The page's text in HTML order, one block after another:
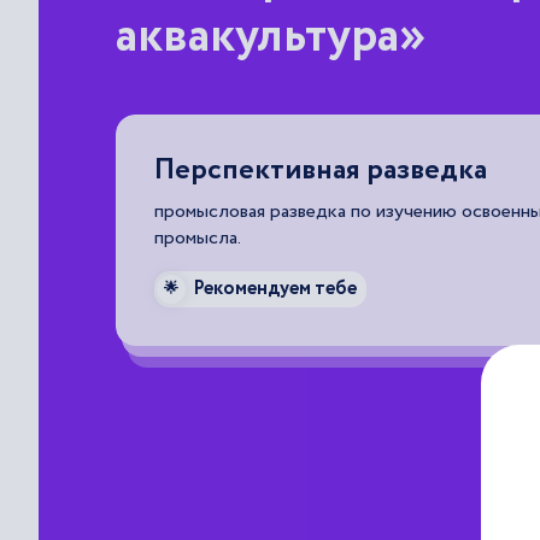
аквакультура»
Перспективная разведка
промысловая разведка по изучению
промысла.
🌟 Рекомендуем тебе